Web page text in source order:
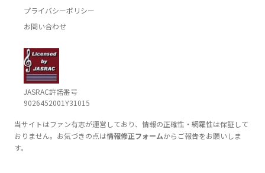
プライバシーポリシー
お問い合わせ
JASRAC許諾番号
9026452001Y31015
当サイトはファン有志が運営しており、情報の正確性・網羅性は保証して
おりません。お気づきの点は情報修正フォームからご報告をお願いしま
す。